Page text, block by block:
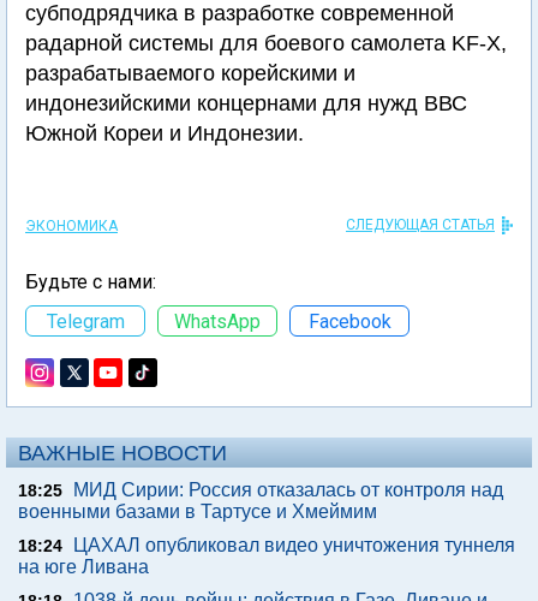
субподрядчика в разработке современной
радарной системы для боевого самолета KF-X,
разрабатываемого корейскими и
индонезийскими концернами для нужд ВВС
Южной Кореи и Индонезии.
ЭКОНОМИКА СЛЕДУЮЩАЯ СТАТЬЯ
Будьте с нами:
Telegram
WhatsApp Facebook
ВАЖНЫЕ НОВОСТИ
18:25
МИД Сирии: Россия отказалась от контроля над
военными базами в Тартусе и Хмеймим
18:24
ЦАХАЛ опубликовал видео уничтожения туннеля
на юге Ливана